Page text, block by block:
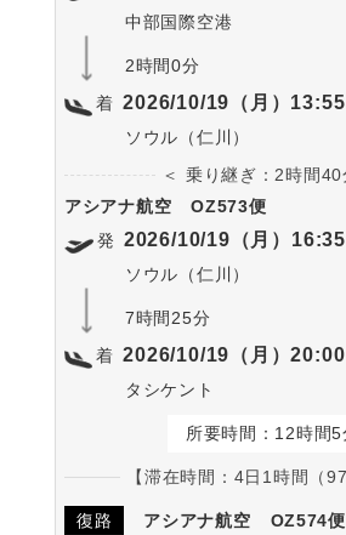
中部国際空港
2時間0分
着 2026/10/19（月）13:55
ソウル（仁川）
＜ 乗り継ぎ：2時間40
アシアナ航空
OZ573便
発 2026/10/19（月）16:35
ソウル（仁川）
7時間25分
着 2026/10/19（月）20:00
タシケント
所要時間：12時間5
【滞在時間：4日1時間（
復路 アシアナ航空
OZ574便